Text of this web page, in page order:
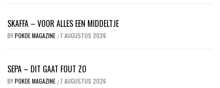
SKAFFA – VOOR ALLES EEN MIDDELTJE
BYPOKOE MAGAZINE / 7 AUGUSTUS 2026
SEPA – DIT GAAT FOUT ZO
BYPOKOE MAGAZINE / 7 AUGUSTUS 2026